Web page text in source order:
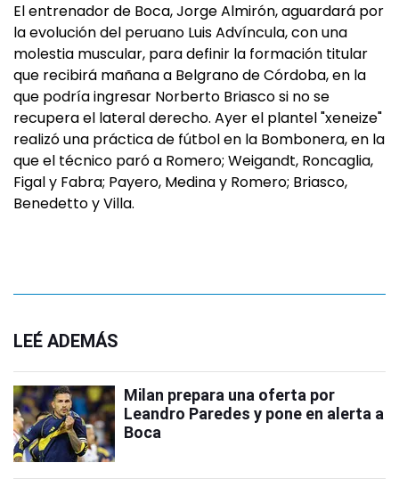
El entrenador de Boca, Jorge Almirón, aguardará por
la evolución del peruano Luis Advíncula, con una
molestia muscular, para definir la formación titular
que recibirá mañana a Belgrano de Córdoba, en la
que podría ingresar Norberto Briasco si no se
recupera el lateral derecho. Ayer el plantel "xeneize"
realizó una práctica de fútbol en la Bombonera, en la
que el técnico paró a Romero; Weigandt, Roncaglia,
Figal y Fabra; Payero, Medina y Romero; Briasco,
Benedetto y Villa.
LEÉ ADEMÁS
Milan prepara una oferta por
Leandro Paredes y pone en alerta a
Boca